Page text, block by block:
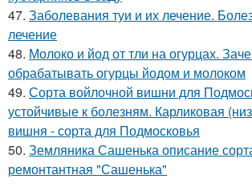
47. Заболевания туи и их лечение.
лечение
48. Молоко и йод от тли на огурцах.
обрабатывать огурцы йодом и молоком
49. Сорта войлочной вишни для
устойчивые к болезням. Карликовая
вишня - сорта для Подмосковья
50. Земляника Сашенька описание
ремонтантная "Сашенька"